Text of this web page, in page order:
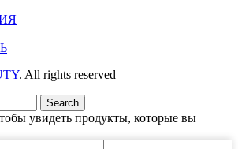
. All rights reserved
Search
увидеть продукты, которые вы